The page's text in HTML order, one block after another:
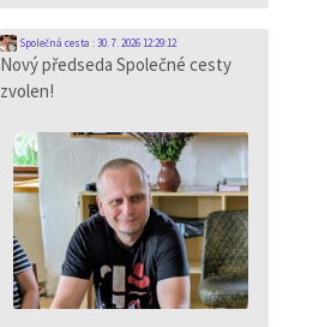
Společná cesta :30. 7. 2026 12:29:12
Nový předseda Společné cesty
zvolen!